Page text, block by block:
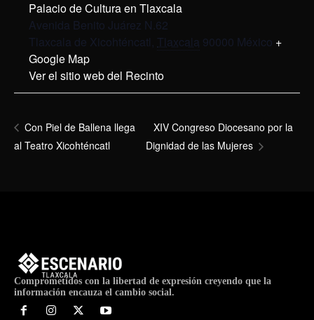
Palacio de Cultura en Tlaxcala
Avenida Benito Juárez N.62
Tlaxcala de Xicohténcatl Tlaxcala 90000 México +
Google Map
Ver el sitio web del Recinto
Con Piel de Ballena llega
al Teatro Xicohténcatl
XIV Congreso Diocesano por la
Dignidad de las Mujeres
Comprometidos con la libertad de expresión creyendo que la
información encauza el cambio social.